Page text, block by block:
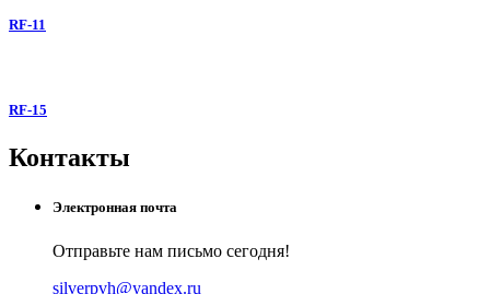
RF-11
RF-15
Контакты
Электронная почта
Отправьте нам письмо сегодня!
silverpvh@yandex.ru